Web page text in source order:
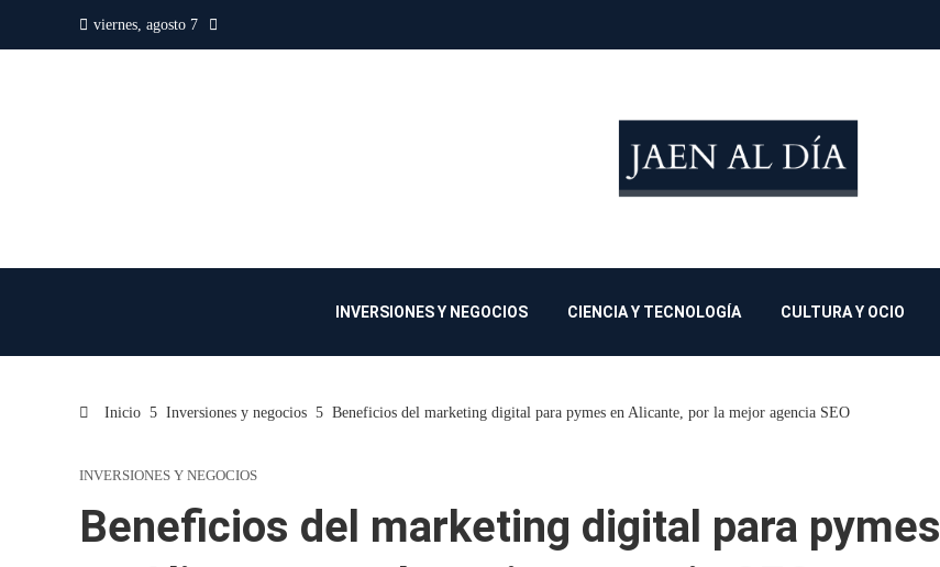
viernes, agosto 7
INVERSIONES Y NEGOCIOS CIENCIA Y TECNOLOGÍA CULTURA Y OCIO
Inicio Inversiones y negocios Beneficios del marketing digital para pymes en Alicante, por la mejor agencia SEO
INVERSIONES Y NEGOCIOS
Beneficios del marketing digital para pymes